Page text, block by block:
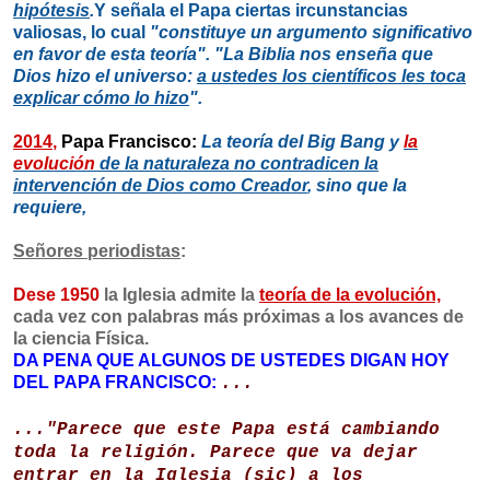
hipótesis.Y señala el Papa ciertas ircunstancias
valiosas, lo cual "constituye un argumento significativo
en favor de esta teoría". "La Biblia nos enseña que
Dios hizo el universo: a ustedes los científicos les toca
explicar cómo lo hizo".
2014, Papa Francisco: La teoría del Big Bang yla
evolución de la naturaleza no contradicen la
intervención de Dios como Creador, sino que la
requiere,
Señores periodistas:
Dese 1950 la Iglesia admite la teoría de la evolución,
cada vez con palabras más próximas a los avances de
la ciencia Física.
DA PENA QUE ALGUNOS DE USTEDES DIGAN HOY
DEL PAPA FRANCISCO: ...
..."Parece que este Papa está cambiando
toda la religión. Parece que va dejar
entrar en la Iglesia (sic) a los